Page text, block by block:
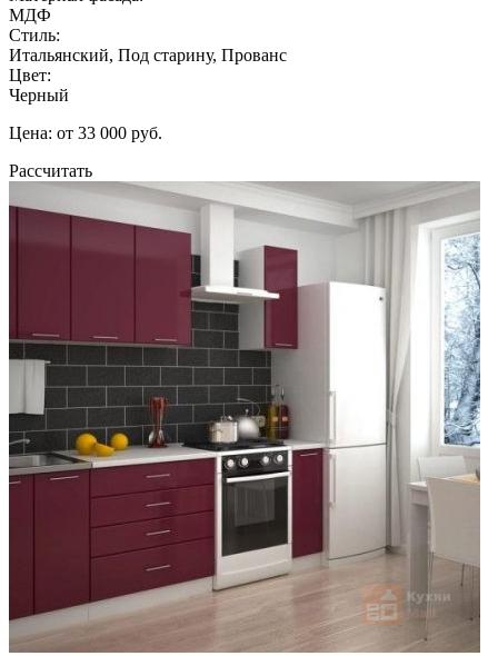
МДФ
Стиль:
Итальянский, Под старину, Прованс
Цвет:
Черный
Цена: от 33 000 руб.
Рассчитать